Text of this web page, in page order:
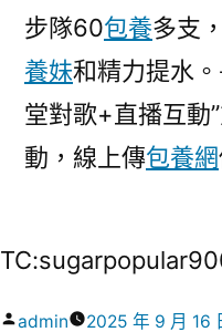
步隊60包養多支
養妹和精力提水
堂對歌+直播互動
動，線上傳包養網
作
admin 2025 年 9 月 16